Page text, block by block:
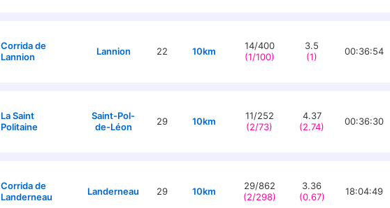
Corrida de
Lannion
Lannion 22 10km
14/400
(1/100)
3.5
(1)
00:36:54
La Saint
Politaine
Saint-Pol-
de-Léon
29 10km
11/252
(2/73)
4.37
(2.74)
00:36:30
Corrida de
Landerneau
Landerneau 29 10km
29/862
(2/298)
3.36
(0.67)
18:04:49